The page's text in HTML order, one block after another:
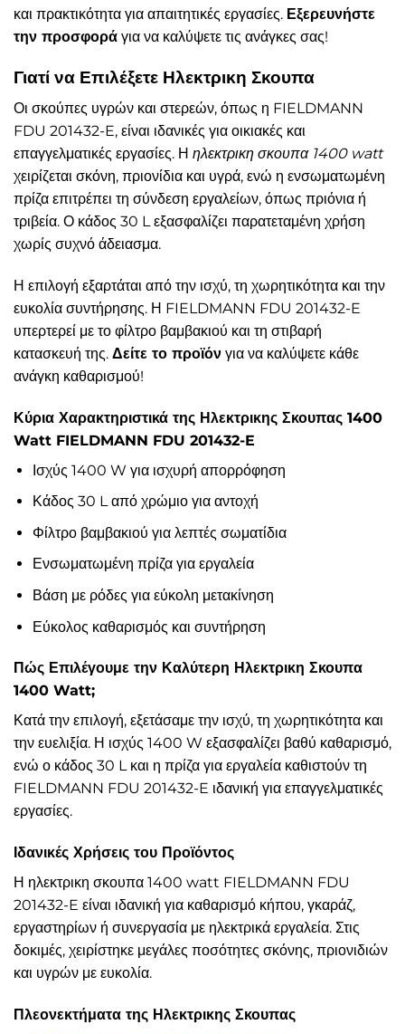
και πρακτικότητα για απαιτητικές εργασίες. Εξερευνήστε
την προσφορά για να καλύψετε τις ανάγκες σας!
Γιατί να Επιλέξετε Ηλεκτρικη Σκουπα
Οι σκούπες υγρών και στερεών, όπως η FIELDMANN
FDU 201432-E, είναι ιδανικές για οικιακές και
επαγγελματικές εργασίες. Η ηλεκτρικη σκουπα 1400 watt
χειρίζεται σκόνη, πριονίδια και υγρά, ενώ η ενσωματωμένη
πρίζα επιτρέπει τη σύνδεση εργαλείων, όπως πριόνια ή
τριβεία. Ο κάδος 30 L εξασφαλίζει παρατεταμένη χρήση
χωρίς συχνό άδειασμα.
Η επιλογή εξαρτάται από την ισχύ, τη χωρητικότητα και την
ευκολία συντήρησης. Η FIELDMANN FDU 201432-E
υπερτερεί με το φίλτρο βαμβακιού και τη στιβαρή
κατασκευή της. Δείτε το προϊόν για να καλύψετε κάθε
ανάγκη καθαρισμού!
Κύρια Χαρακτηριστικά της Ηλεκτρικης Σκουπας 1400
Watt FIELDMANN FDU 201432-E
Ισχύς 1400 W για ισχυρή απορρόφηση
Κάδος 30 L από χρώμιο για αντοχή
Φίλτρο βαμβακιού για λεπτές σωματίδια
Ενσωματωμένη πρίζα για εργαλεία
Βάση με ρόδες για εύκολη μετακίνηση
Εύκολος καθαρισμός και συντήρηση
Πώς Επιλέγουμε την Καλύτερη Ηλεκτρικη Σκουπα
1400 Watt;
Κατά την επιλογή, εξετάσαμε την ισχύ, τη χωρητικότητα και
την ευελιξία. Η ισχύς 1400 W εξασφαλίζει βαθύ καθαρισμό,
ενώ ο κάδος 30 L και η πρίζα για εργαλεία καθιστούν τη
FIELDMANN FDU 201432-E ιδανική για επαγγελματικές
εργασίες.
Ιδανικές Χρήσεις του Προϊόντος
Η ηλεκτρικη σκουπα 1400 watt FIELDMANN FDU
201432-E είναι ιδανική για καθαρισμό κήπου, γκαράζ,
εργαστηρίων ή συνεργασία με ηλεκτρικά εργαλεία. Στις
δοκιμές, χειρίστηκε μεγάλες ποσότητες σκόνης, πριονιδιών
και υγρών με ευκολία.
Πλεονεκτήματα της Ηλεκτρικης Σκουπας